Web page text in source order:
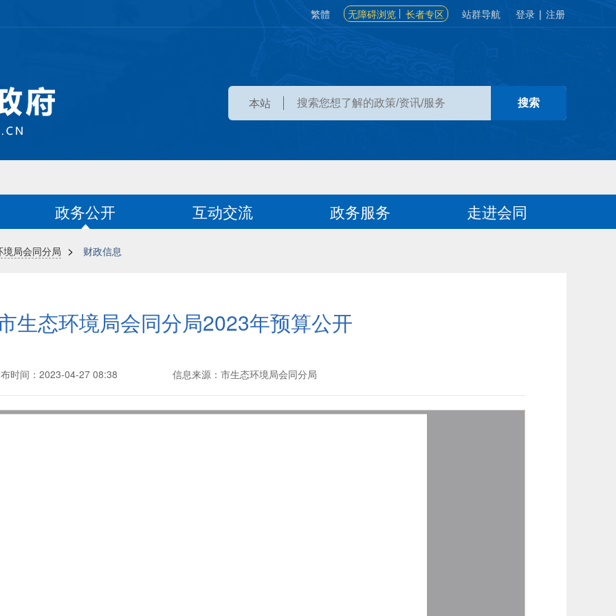
繁體 无障碍浏览 长者专区 站群导航 登录 | 注册
本站
政务公开 互动交流 政务服务 走进会同
局会同分局 > 财政信息
生态环境局会同分局2023年预算公开
时间：2023-04-27 08:38 信息来源：市生态环境局会同分局